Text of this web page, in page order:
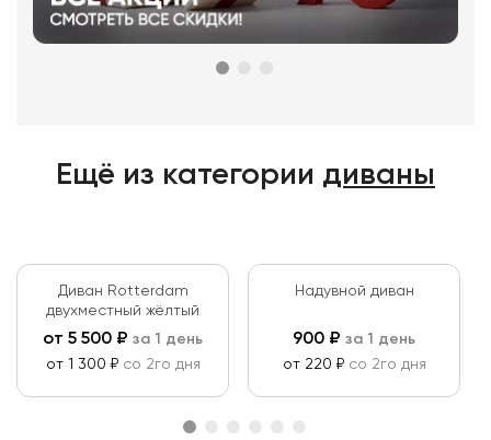
Ещё из категории диваны
Диван Rotterdam
двухместный жёлтый
от 5 500 ₽ за 1 день
от 1 300 ₽ со 2го дня
Надувной диван
900 ₽ за 1 день
от 220 ₽ со 2го дня